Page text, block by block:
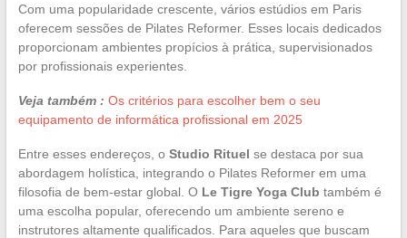
Com uma popularidade crescente, vários estúdios em Paris
oferecem sessões de Pilates Reformer. Esses locais dedicados
proporcionam ambientes propícios à prática, supervisionados
por profissionais experientes.
Veja também : Os critérios para escolher bem o seu
equipamento de informática profissional em 2025
Entre esses endereços, o Studio Rituel se destaca por sua
abordagem holística, integrando o Pilates Reformer em uma
filosofia de bem-estar global. O Le Tigre Yoga Club também é
uma escolha popular, oferecendo um ambiente sereno e
instrutores altamente qualificados. Para aqueles que buscam